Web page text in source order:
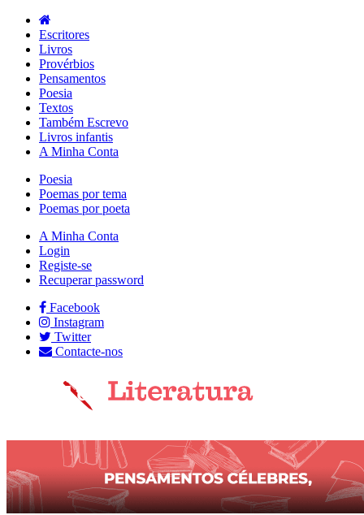
Escritores
Livros
Provérbios
Pensamentos
Poesia
Textos
Também Escrevo
Livros infantis
A Minha Conta
Poesia
Poemas por tema
Poemas por poeta
A Minha Conta
Login
Registe-se
Recuperar password
Facebook
Instagram
Twitter
Contacte-nos